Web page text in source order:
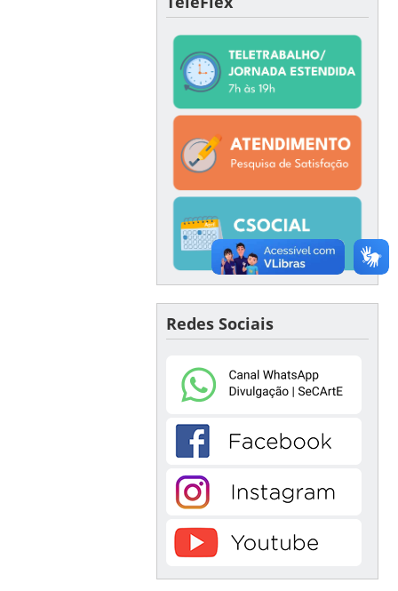
Redes Sociais